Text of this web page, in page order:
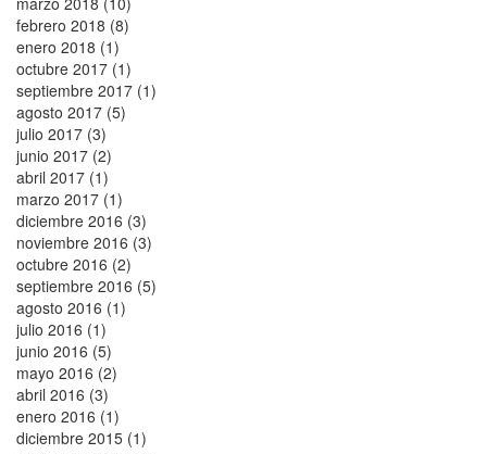
febrero 2018 (8)
enero 2018 (1)
octubre 2017 (1)
septiembre 2017 (1)
agosto 2017 (5)
julio 2017 (3)
junio 2017 (2)
abril 2017 (1)
marzo 2017 (1)
diciembre 2016 (3)
noviembre 2016 (3)
octubre 2016 (2)
septiembre 2016 (5)
agosto 2016 (1)
julio 2016 (1)
junio 2016 (5)
mayo 2016 (2)
abril 2016 (3)
enero 2016 (1)
diciembre 2015 (1)